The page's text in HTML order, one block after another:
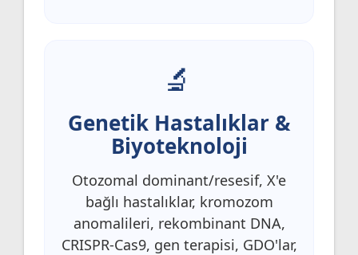
Genetik Hastalıklar &
Biyoteknoloji
Otozomal dominant/resesif, X'e
bağlı hastalıklar, kromozom
anomalileri, rekombinant DNA,
CRISPR-Cas9, gen terapisi, GDO'lar,